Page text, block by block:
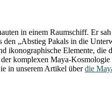
in einem Raumschiff. Er
den „Abstieg Pakals in die
ikonographische Elemente, die
komplexen Maya-
in unserem Artikel überdie